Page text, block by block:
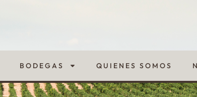
BODEGAS QUIENES SOMOS